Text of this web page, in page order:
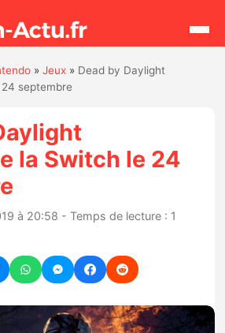
»Jeux » Dead by Daylight
septembre
la Switch le 24
à 20:58 - Temps de lecture : 1